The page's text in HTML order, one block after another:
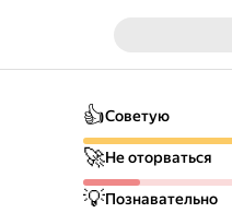
👍Советую
🚀Не оторваться
💡Познавательно